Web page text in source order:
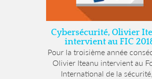
Cybersécurité, Olivier
intervient au FIC
Pour la troisième année
Olivier Iteanu intervient au
International de la